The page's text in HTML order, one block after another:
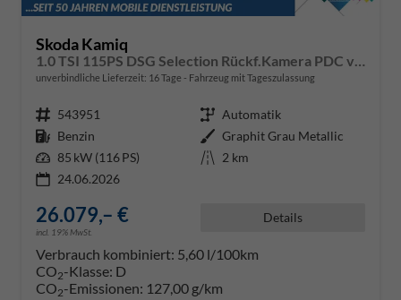
Skoda Kamiq
unverbindliche Lieferzeit: 16 Tage Fahrzeug mit Tageszulassung
Fahrzeugnr. 543951 Getriebe Automatik
Kraftstoff Benzin Außenfarbe Graphit Grau Metallic
Leistung 85 kW (116 PS) Kilometerstand 2 km
24.06.2026
26.079,– €
incl. 19% MwSt.
Details
Verbrauch kombiniert: 5,60 l/100km
CO2-Klasse: D
CO2-Emissionen: 127,00 g/km